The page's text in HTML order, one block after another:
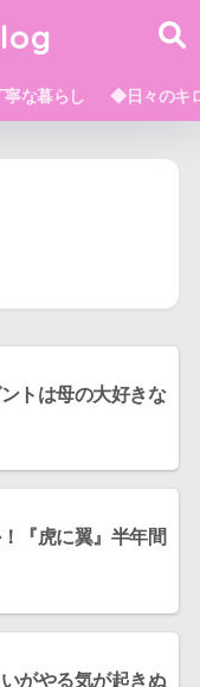
な暮らし ◆日々のキ
トは母の大好きな
『虎に翼』半年間
がやる気が起きぬ